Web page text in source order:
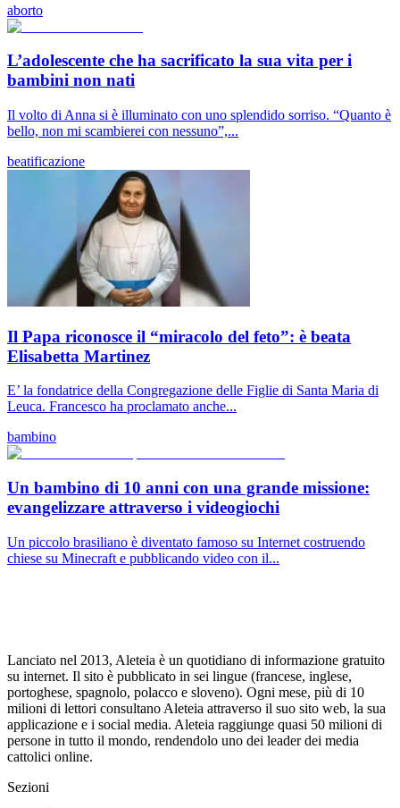
aborto
L’adolescente che ha sacrificato la sua vita per i
bambini non nati
Il volto di Anna si è illuminato con uno splendido sorriso. “Quanto è
bello, non mi scambierei con nessuno”,...
beatificazione
Il Papa riconosce il “miracolo del feto”: è beata
Elisabetta Martinez
E’ la fondatrice della Congregazione delle Figlie di Santa Maria di
Leuca. Francesco ha proclamato anche...
bambino
Un bambino di 10 anni con una grande missione:
evangelizzare attraverso i videogiochi
Un piccolo brasiliano è diventato famoso su Internet costruendo
chiese su Minecraft e pubblicando video con il...
Lanciato nel 2013, Aleteia è un quotidiano di informazione gratuito
su internet. Il sito è pubblicato in sei lingue (francese, inglese,
portoghese, spagnolo, polacco e sloveno). Ogni mese, più di 10
milioni di lettori consultano Aleteia attraverso il suo sito web, la sua
applicazione e i social media. Aleteia raggiunge quasi 50 milioni di
persone in tutto il mondo, rendendolo uno dei leader dei media
cattolici online.
Sezioni